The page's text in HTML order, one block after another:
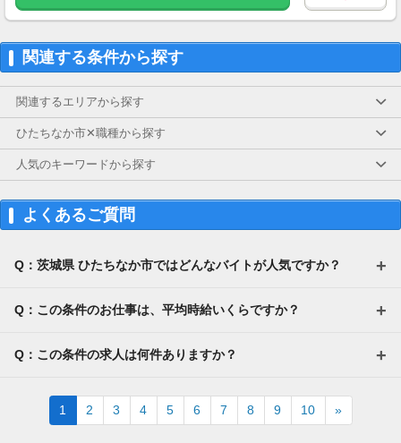
関連する条件から探す
関連するエリアから探す
ひたちなか市✕職種から探す
人気のキーワードから探す
よくあるご質問
Q：茨城県 ひたちなか市ではどんなバイトが人気ですか？
Q：この条件のお仕事は、平均時給いくらですか？
Q：この条件の求人は何件ありますか？
1 2 3 4 5 6 7 8 9 10 »Next